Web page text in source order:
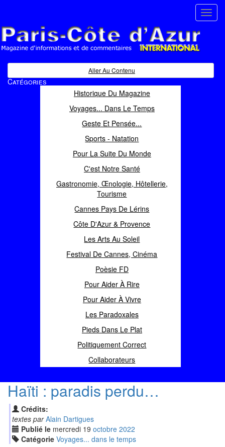
Magazine d'informations et de commentaires
Aller Au Contenu
Catégories
Historique Du Magazine
Voyages... Dans Le Temps
Geste Et Pensée...
Sports - Natation
Pour La Suite Du Monde
C'est Notre Santé
Gastronomie, Œnologie, Hôtellerie,
Tourisme
Cannes Pays De Lérins
Côte D'Azur & Provence
Les Arts Au Soleil
Festival De Cannes, Cinéma
Poèsie FD
Pour Aider À Rire
Pour Aider À Vivre
Les Paradoxales
Pieds Dans Le Plat
Politiquement Correct
Collaborateurs
Haïti : paradis perdu…
Crédits:
textes par Alain Dartigues
Publié le mercredi 19 octobre 2022
Catégorie Voyages... dans le temps